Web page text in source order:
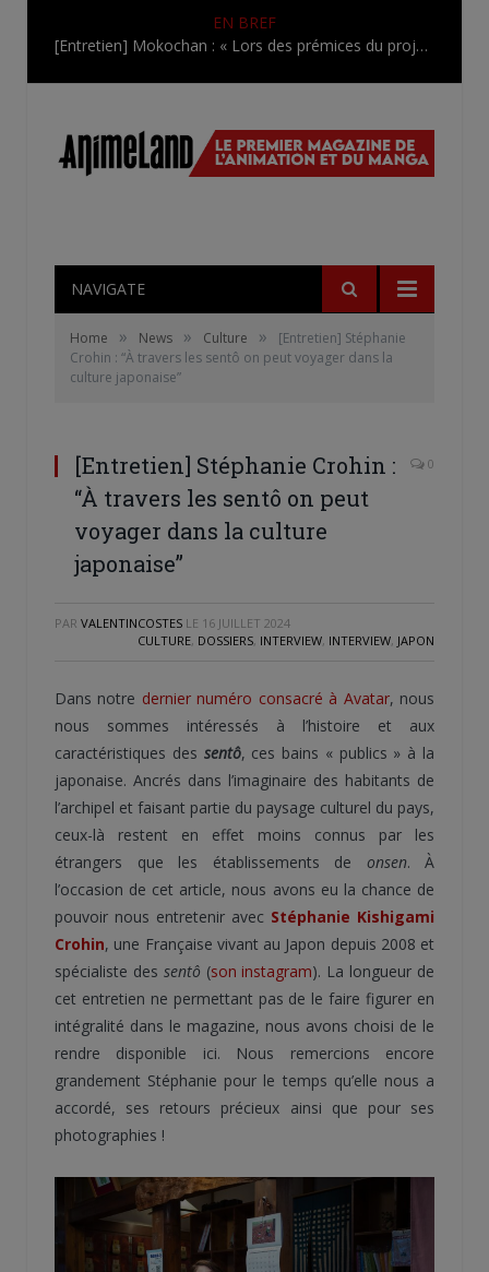
EN BREF
[Entretien] Mokochan : « Lors des prémices du projet, il était déjà demandé de suivre au mieux le manga originel.»
NAVIGATE
Home » News » Culture »
[Entretien] Stéphanie
Crohin : “À travers les sentô on peut voyager dans la
culture japonaise”
[Entretien] Stéphanie Crohin :
“À travers les sentô on peut
voyager dans la culture
japonaise”
0
PAR VALENTINCOSTES LE 16 JUILLET 2024
CULTURE, DOSSIERS, INTERVIEW, INTERVIEW, JAPON
Dans notre dernier numéro consacré à Avatar, nous
nous sommes intéressés à l’histoire et aux
caractéristiques des sentô, ces bains « publics » à la
japonaise. Ancrés dans l’imaginaire des habitants de
l’archipel et faisant partie du paysage culturel du pays,
ceux-là restent en effet moins connus par les
étrangers que les établissements de onsen. À
l’occasion de cet article, nous avons eu la chance de
pouvoir nous entretenir avec Stéphanie Kishigami
Crohin, une Française vivant au Japon depuis 2008 et
spécialiste des sentô (son instagram). La longueur de
cet entretien ne permettant pas de le faire figurer en
intégralité dans le magazine, nous avons choisi de le
rendre disponible ici. Nous remercions encore
grandement Stéphanie pour le temps qu’elle nous a
accordé, ses retours précieux ainsi que pour ses
photographies !